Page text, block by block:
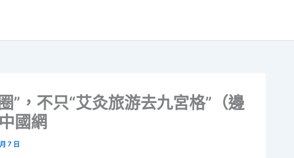
”，不只“艾灸旅游去九宮格”（邊
國網
7 日